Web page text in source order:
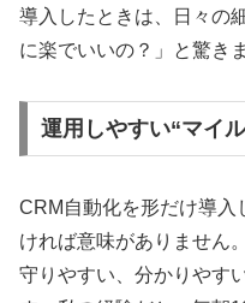
導入したときは、日々の
に楽でいいの？」と驚き
運用しやすい“マイ
CRM自動化を形だけ導入
ければ意味がありません
守りやすい、分かりやす